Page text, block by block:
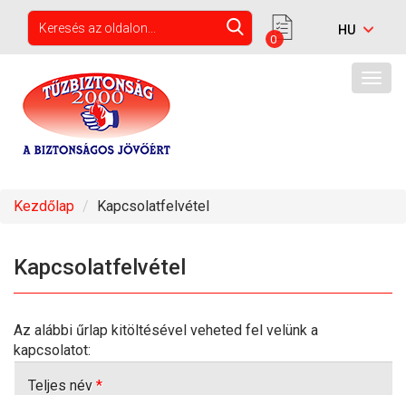
0
Kezdőlap Kapcsolatfelvétel
Kapcsolatfelvétel
Az alábbi űrlap kitöltésével veheted fel velünk a
kapcsolatot:
Teljes név *